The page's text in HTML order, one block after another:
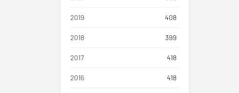
2019 408
2018 399
2017 418
2016 418